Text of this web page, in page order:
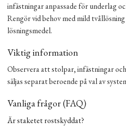
infästningar anpassade för underlag
Rengör vid behov med mild
lösningsmedel.
Viktig information
Observera att stolpar, infästningar
säljas separat beroende på val av
Vanliga frågor (FAQ)
Är staketet rostskyddat?